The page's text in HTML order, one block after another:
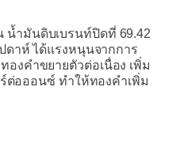
ำมันดิบเบรนท์ปิดที่ 69.42
ดาห์ ได้แรงหนุนจากการ
งคำขยายตัวต่อเนื่อง เพิ่ม
ต่อออนซ์ ทำให้ทองคำเพิ่ม